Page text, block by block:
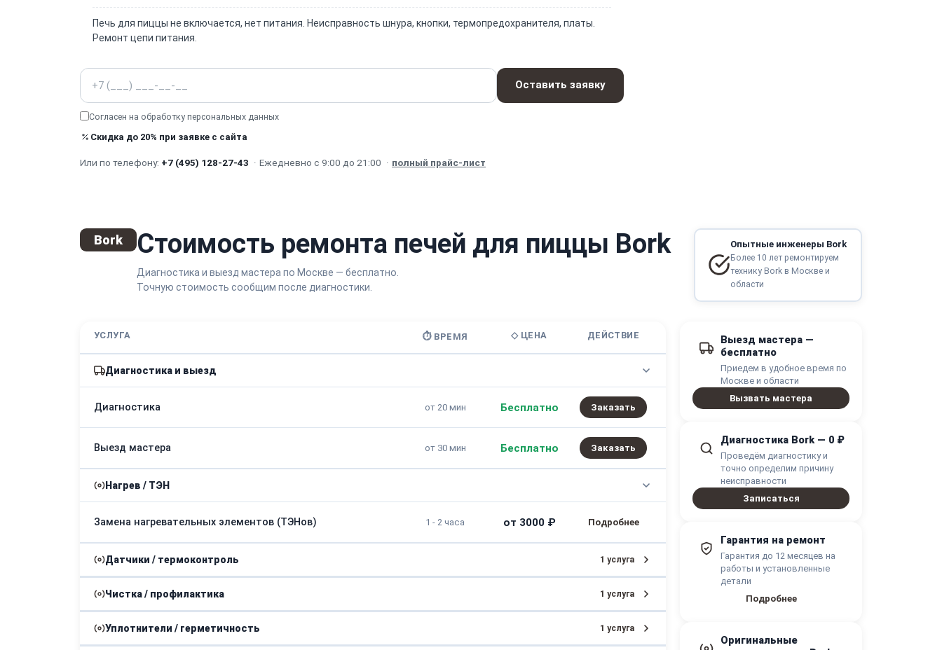
Печь для пиццы не включается, нет питания. Неисправность шнура, кнопки, термопредохранителя, платы.
Ремонт цепи питания.
Телефон
Оставить заявку
Согласен на обработку персональных данных
Скидка до 20% при заявке с сайта
Или по телефону: +7 (495) 128-27-43 · Ежедневно с 9:00 до 21:00 · полный прайс-лист
Bork Стоимость ремонта печей для пиццы Bork
Диагностика и выезд мастера по Москве — бесплатно.
Точную стоимость сообщим после диагностики.
Опытные инженеры Bork
Более 10 лет ремонтируем
технику Bork в Москве и
области
УСЛУГА ⏱ ВРЕМЯ ◇ ЦЕНА ДЕЙСТВИЕ
Диагностика и выезд
Диагностика от 20 мин Бесплатно Заказать
Выезд мастера от 30 мин Бесплатно Заказать
Нагрев / ТЭН
Замена нагревательных элементов (ТЭНов) 1 - 2 часа от 3000 ₽
Датчики / термоконтроль 1 услуга
Ремонт или замена термостата
Чистка / профилактика 1 услуга
Чистка камней/камерной поверхности
Уплотнители / герметичность 1 услуга
Выезд мастера —
бесплатно
Приедем в удобное время по
Москве и области
Вызвать мастера
Диагностика Bork — 0 ₽
Проведём диагностику и
точно определим причину
неисправности
Записаться
Гарантия на ремонт
Гарантия до 12 месяцев на
работы и установленные
детали
Подробнее
Оригинальные